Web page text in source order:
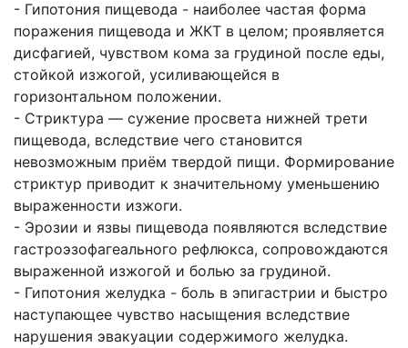
- Гипотония пищевода - наиболее частая форма
поражения пищевода и ЖКТ в целом; проявляется
дисфагией, чувством кома за грудиной после еды,
стойкой изжогой, усиливающейся в
горизонтальном положении.
- Стриктура — сужение просвета нижней трети
пищевода, вследствие чего становится
невозможным приём твердой пищи. Формирование
стриктур приводит к значительному уменьшению
выраженности изжоги.
- Эрозии и язвы пищевода появляются вследствие
гастроэзофагеального рефлюкса, сопровождаются
выраженной изжогой и болью за грудиной.
- Гипотония желудка - боль в эпигастрии и быстро
наступающее чувство насыщения вследствие
нарушения эвакуации содержимого желудка.